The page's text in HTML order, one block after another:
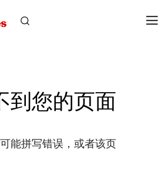
到您的页面
能拼写错误，或者该页